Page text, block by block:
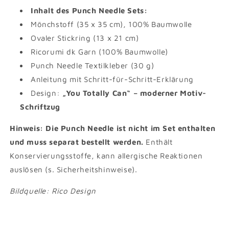
Inhalt des Punch Needle Sets:
Mönchstoff (35 x 35 cm), 100% Baumwolle
Ovaler Stickring (13 x 21 cm)
Ricorumi dk Garn (100% Baumwolle)
Punch Needle Textilkleber (30 g)
Anleitung mit Schritt-für-Schritt-Erklärung
Design: „You Totally Can“ – moderner Motiv-
Schriftzug
Hinweis: Die Punch Needle ist nicht im Set enthalten
und mussseparat bestellt werden. Enthält
Konservierungsstoffe, kann allergische Reaktionen
auslösen (s. Sicherheitshinweise).
Bildquelle: Rico Design